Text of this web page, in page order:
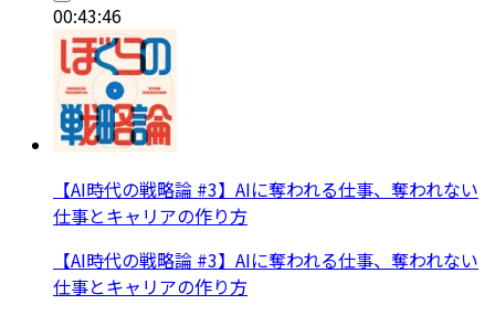
00:43:46
【AI時代の戦略論 #3】AIに奪われる仕事、奪われない
仕事とキャリアの作り方
【AI時代の戦略論 #3】AIに奪われる仕事、奪われない
仕事とキャリアの作り方